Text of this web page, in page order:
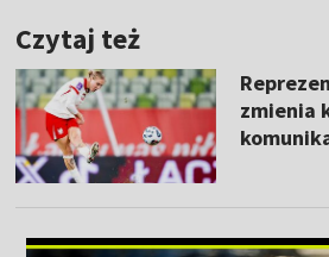
Czytaj też
zmienia